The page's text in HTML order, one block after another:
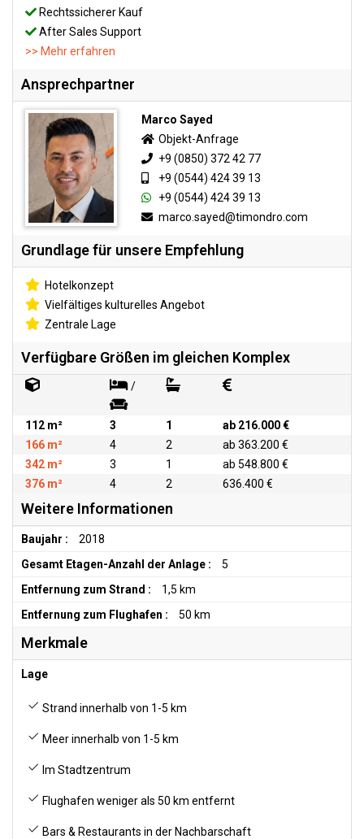
Rechtssicherer Kauf
After Sales Support
>> Mehr erfahren
Ansprechpartner
Marco Sayed
Objekt-Anfrage
+9 (0850) 372 42 77
+9 (0544) 424 39 13
+9 (0544) 424 39 13
marco.sayed@timondro.com
Grundlage für unsere Empfehlung
Hotelkonzept
Vielfältiges kulturelles Angebot
Zentrale Lage
Verfügbare Größen im gleichen Komplex
/
112 m² 3 1
ab 216.000 €
166 m²
4 2
ab 363.200 €
342 m²
3 1
ab 548.800 €
376 m²
4 2 636.400 €
Weitere Informationen
Baujahr :
2018
Gesamt Etagen-Anzahl der Anlage :
5
Entfernung zum Strand :
1,5 km
Entfernung zum Flughafen :
50 km
Merkmale
Lage
Strand innerhalb von 1-5 km
Meer innerhalb von 1-5 km
Im Stadtzentrum
Flughafen weniger als 50 km entfernt
Bars & Restaurants in der Nachbarschaft